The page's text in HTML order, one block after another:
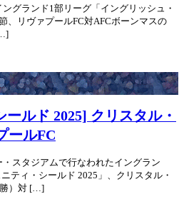
グランド1部リーグ「イングリッシュ・
、リヴァプールFC対AFCボーンマスの
ルド 2025] クリスタル・
ールFC
スタジアムで行なわれたイングラン
ティ・シールド 2025」、クリスタル・
勝）対 […]